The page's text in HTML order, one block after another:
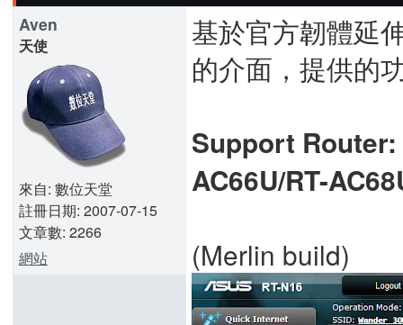
Aven
天使
來自: 數位天堂
註冊日期: 2007-07-15
文章數: 2266
網站
基於官方韌體延
的介面，提供的
Support Router:
AC66U/RT-
(Merlin build)